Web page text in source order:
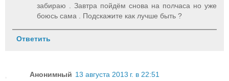
забираю . Завтра пойдём снова на полчаса но уже
боюсь сама . Подскажите как лучше быть ?
Ответить
Анонимный 13 августа 2013 г. в 22:51